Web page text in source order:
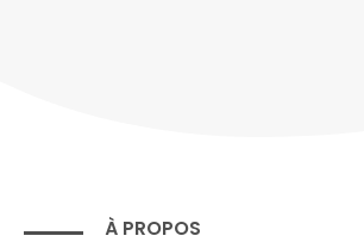
À PROPOS